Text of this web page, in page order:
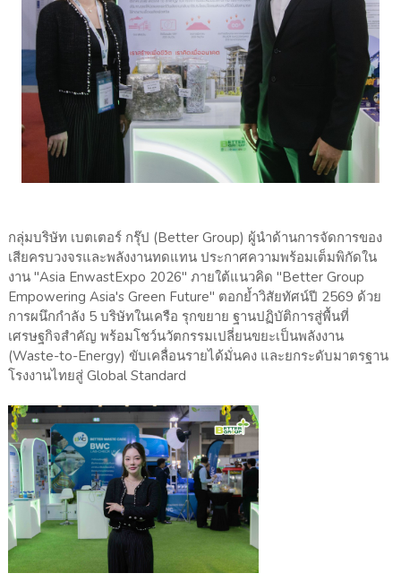
กลุ่มบริษัท เบตเตอร์ กรุ๊ป (Better Group) ผู้นำด้านการจัดการของ
เสียครบวงจรและพลังงานทดแทน ประกาศความพร้อมเต็มพิกัดใน
งาน "Asia EnwastExpo 2026" ภายใต้แนวคิด "Better Group
Empowering Asia's Green Future" ตอกย้ำวิสัยทัศน์ปี 2569 ด้วย
การผนึกกำลัง 5 บริษัทในเครือ รุกขยาย ฐานปฏิบัติการสู่พื้นที่
เศรษฐกิจสำคัญ พร้อมโชว์นวัตกรรมเปลี่ยนขยะเป็นพลังงาน
(Waste-to-Energy) ขับเคลื่อนรายได้มั่นคง และยกระดับมาตรฐาน
โรงงานไทยสู่ Global Standard